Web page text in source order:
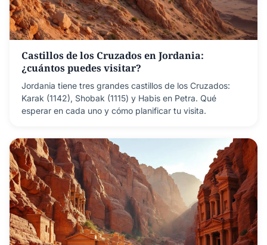
Castillos de los Cruzados en Jordania:
¿cuántos puedes visitar?
Jordania tiene tres grandes castillos de los Cruzados:
Karak (1142), Shobak (1115) y Habis en Petra. Qué
esperar en cada uno y cómo planificar tu visita.